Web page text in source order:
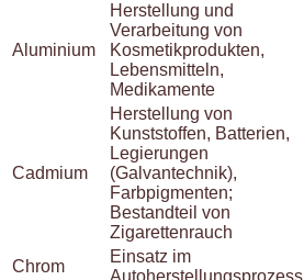
Aluminium
Herstellung und
Verarbeitung von
Kosmetikprodukten,
Lebensmitteln,
Medikamente
Cadmium
Herstellung von
Kunststoffen, Batterien,
Legierungen
(Galvantechnik),
Farbpigmenten;
Bestandteil von
Zigarettenrauch
Chrom
Einsatz im
Autoherstellungsprozess